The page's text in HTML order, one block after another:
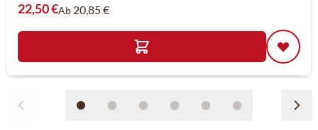
22,50 €Ab 20,85 €